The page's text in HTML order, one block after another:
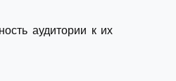
аудитории к их